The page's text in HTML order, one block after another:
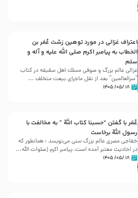
اعتراف غزالی در مورد توهین زشت عُمَر بن
الخطاب به پیامبر اکرم صلی الله علیه و آله و
سلم
غزالی عالم بزرگ و صوفی مسلك اهل سقيفه در کتاب
“سرالعالمین” بعد از نقل ماجرای بیعت متخلف ...
۱۸ /۰۵/ ۱۴۰۵
عُمَر با گفتن “حسبنا كتاب اللّه ” به مخالفت با
رسول اللّه برخاست
خفاجی مصری عالم بزرگ سنی می‌نویسد : همانطور که
در احادیث معتبر آمده است، پیامبر اکرم (صلوات اللّه...
۱۸ /۰۵/ ۱۴۰۵